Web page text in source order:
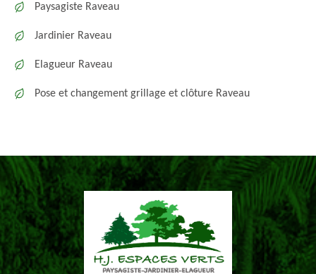
Paysagiste Raveau
Jardinier Raveau
Elagueur Raveau
Pose et changement grillage et clôture Raveau